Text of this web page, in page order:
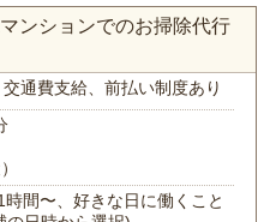
ンションでのお掃除代行
交通費支給、前払い制度あり
間〜、好きな日に働くこと